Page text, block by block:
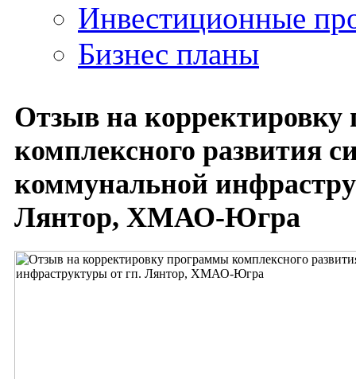
Инвестиционные
Бизнес планы
Отзыв на
комплексного развития
коммунальной
Лянтор, ХМАО-Югра